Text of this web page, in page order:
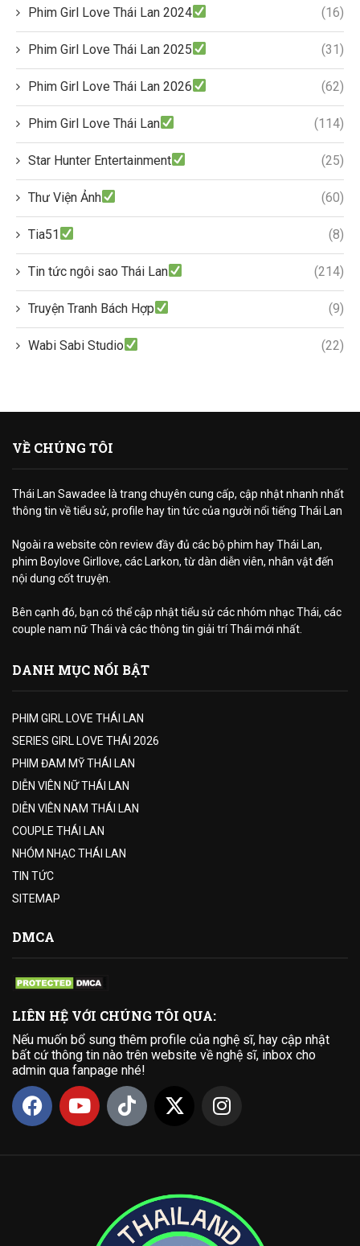
Phim Girl Love Thái Lan 2024 (16)
Phim Girl Love Thái Lan 2025 (31)
Phim Girl Love Thái Lan 2026 (62)
Phim Girl Love Thái Lan (114)
Star Hunter Entertainment (25)
Thư Viện Ảnh (60)
Tia51 (8)
Tin tức ngôi sao Thái Lan (214)
Truyện Tranh Bách Hợp (9)
Wabi Sabi Studio (22)
VỀ CHÚNG TÔI
Thái Lan Sawadee là trang chuyên cung cấp, cập nhật nhanh nhất
thông tin về tiểu sử, profile hay tin tức của người nổi tiếng Thái Lan
Ngoài ra website còn review đầy đủ các bộ phim hay Thái Lan,
phim Boylove Girllove, các Larkon, từ dàn diễn viên, nhân vật đến
nội dung cốt truyện.
Bên cạnh đó, bạn có thể cập nhật tiểu sử các nhóm nhạc Thái, các
couple nam nữ Thái và các thông tin giải trí Thái mới nhất.
DANH MỤC NỔI BẬT
PHIM GIRL LOVE THÁI LAN
SERIES GIRL LOVE THÁI 2026
PHIM ĐAM MỸ THÁI LAN
DIỄN VIÊN NỮ THÁI LAN
DIỄN VIÊN NAM THÁI LAN
COUPLE THÁI LAN
NHÓM NHẠC THÁI LAN
TIN TỨC
SITEMAP
DMCA
LIÊN HỆ VỚI CHÚNG TÔI QUA:
Nếu muốn bổ sung thêm profile của nghệ sĩ, hay cập nhật
bất cứ thông tin nào trên website về nghệ sĩ, inbox cho
admin qua fanpage nhé!